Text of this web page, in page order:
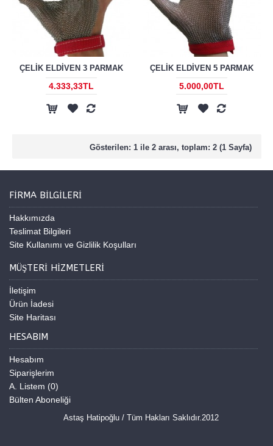
ÇELİK ELDİVEN 3 PARMAK
4.333,33TL
ÇELİK ELDİVEN 5 PARMAK
5.000,00TL
Gösterilen: 1 ile 2 arası, toplam: 2 (1 Sayfa)
FIRMA BILGILERI
Hakkımızda
Teslimat Bilgileri
Site Kullanımı ve Gizlilik Koşulları
MÜŞTERI HIZMETLERI
İletişim
Ürün İadesi
Site Haritası
HESABIM
Hesabım
Siparişlerim
A. Listem (0)
Bülten Aboneliği
Astaş Hatipoğlu / Tüm Hakları Saklıdır.2012